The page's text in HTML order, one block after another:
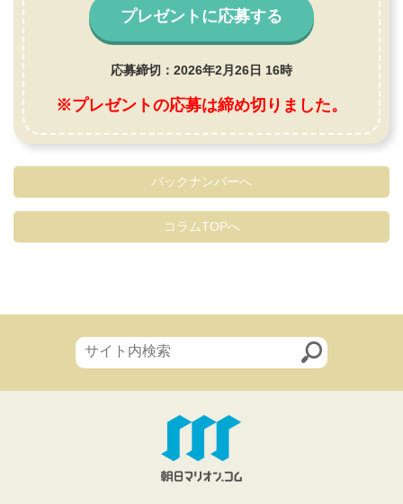
プレゼントに応募する
応募締切：2026年2月26日 16時
※プレゼントの応募は締め切りました。
バックナンバーへ
コラムTOPへ